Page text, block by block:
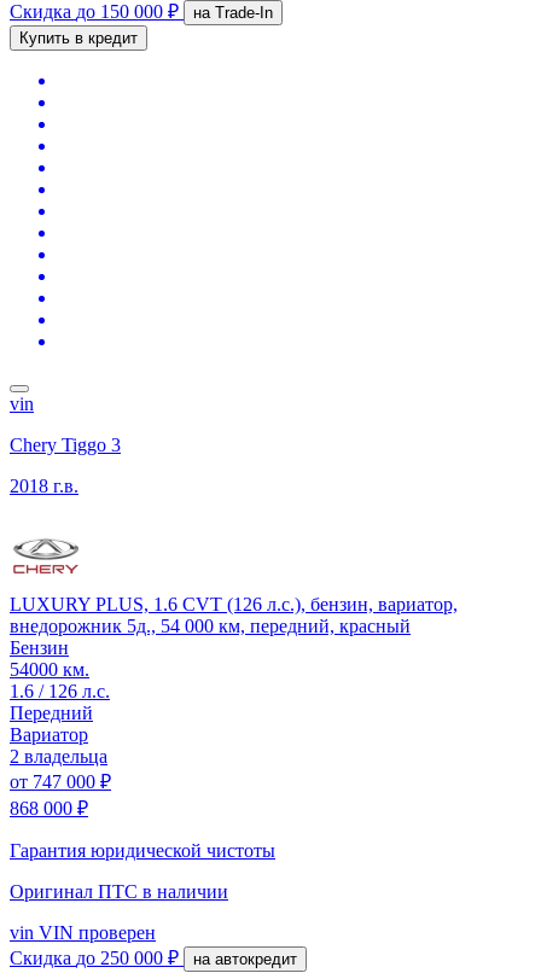
Скидка до 150 000 ₽
на Trade-In
Купить в кредит
vin
Chery Tiggo 3
2018 г.в.
LUXURY PLUS, 1.6 CVT (126 л.с.), бензин, вариатор,
внедорожник 5д., 54 000 км, передний, красный
Бензин
54000 км.
1.6 / 126 л.с.
Передний
Вариатор
2 владельца
от 747 000 ₽
868 000 ₽
Гарантия юридической чистоты
Оригинал ПТС в наличии
vin VIN проверен
Скидка до 250 000 ₽ на автокредит